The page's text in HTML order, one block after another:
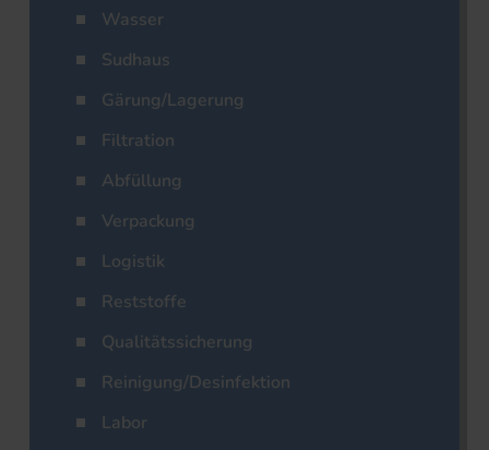
Wasser
Sudhaus
Gärung/Lagerung
Filtration
Abfüllung
Verpackung
Logistik
Reststoffe
Qualitätssicherung
Reinigung/Desinfektion
Labor